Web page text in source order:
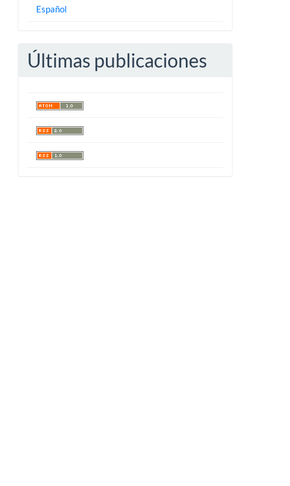
Español
Últimas publicaciones